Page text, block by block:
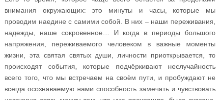
внимания окружающих: это минуты и часы, которые мы
проводим наедине с самими собой. В них – наши переживания,
надежды, наше сокровенное… И когда в периоды большого
напряжения, переживаемого человеком в важные моменты
жизни, эта святая святых души, личности приоткрывается, то
происходят события, которые подчёркивают неслучайность
всего того, что мы встречаем на своём пути, и пробуждают не
всегда осознаваемую нами способность замечать и чувствовать